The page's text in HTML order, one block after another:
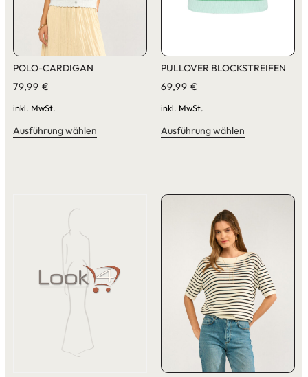
POLO-CARDIGAN
79,99 €
inkl. MwSt.
Ausführung wählen
PULLOVER BLOCKSTREIFEN
69,99 €
inkl. MwSt.
Ausführung wählen